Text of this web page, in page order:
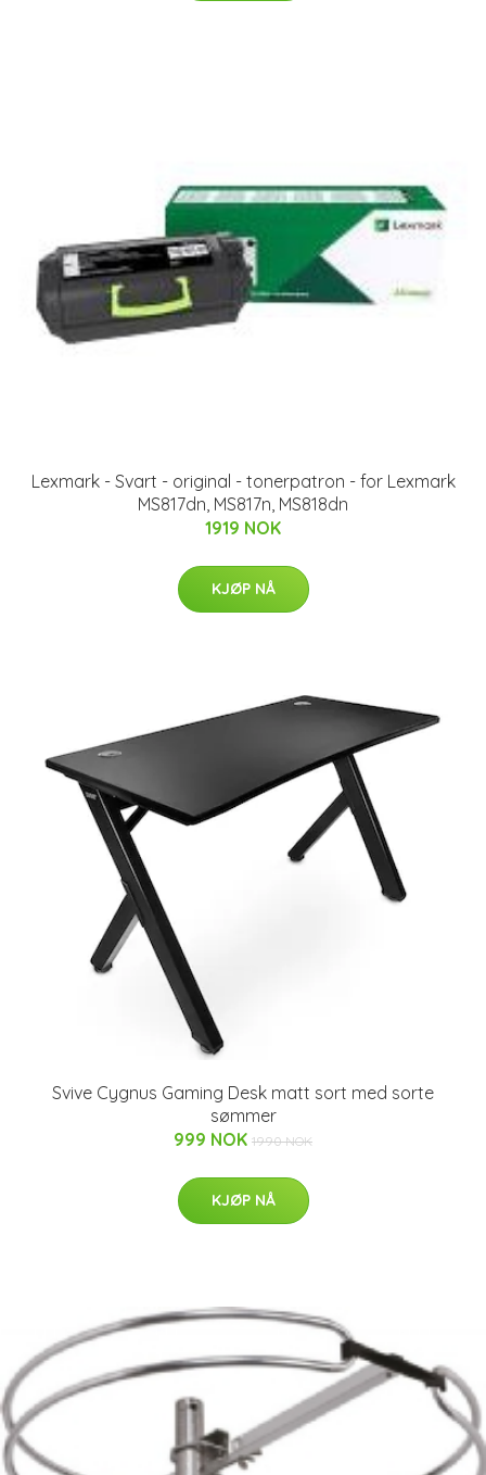
Lexmark - Svart - original - tonerpatron - for Lexmark
MS817dn, MS817n, MS818dn
1919 NOK
KJØP NÅ
Svive Cygnus Gaming Desk matt sort med sorte
sømmer
999 NOK 1990 NOK
KJØP NÅ